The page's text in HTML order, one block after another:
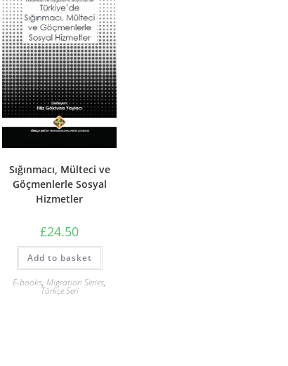
Sığınmacı, Mülteci ve
Göçmenlerle Sosyal
Hizmetler
£24.50
Add to basket
E-books,Migration Series,
Türkçe Seri